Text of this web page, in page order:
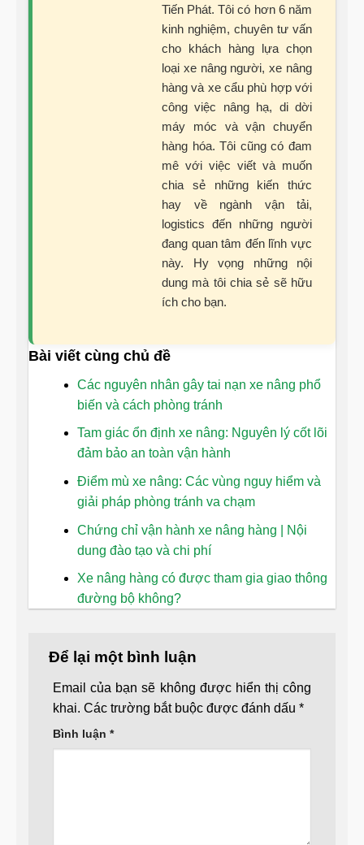
Tiến Phát. Tôi có hơn 6 năm
kinh nghiệm, chuyên tư vấn
cho khách hàng lựa chọn
loại xe nâng người, xe nâng
hàng và xe cẩu phù hợp với
công việc nâng hạ, di dời
máy móc và vận chuyển
hàng hóa. Tôi cũng có đam
mê với việc viết và muốn
chia sẻ những kiến thức
hay về ngành vận tải,
logistics đến những người
đang quan tâm đến lĩnh vực
này. Hy vọng những nội
dung mà tôi chia sẻ sẽ hữu
ích cho bạn.
Bài viết cùng chủ đề
Các nguyên nhân gây tai nạn xe nâng phổ
biến và cách phòng tránh
Tam giác ổn định xe nâng: Nguyên lý cốt lõi
đảm bảo an toàn vận hành
Điểm mù xe nâng: Các vùng nguy hiểm và
giải pháp phòng tránh va chạm
Chứng chỉ vận hành xe nâng hàng | Nội
dung đào tạo và chi phí
Xe nâng hàng có được tham gia giao thông
đường bộ không?
Để lại một bình luận
Email của bạn sẽ không được hiển thị công
khai. Các trường bắt buộc được đánh dấu *
Bình luận *